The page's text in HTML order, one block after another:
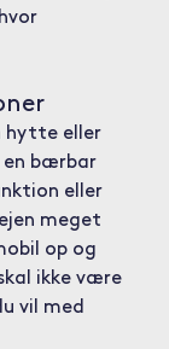
hytte eller
en bærbar
eller
meget
op og
ikke være
vil med